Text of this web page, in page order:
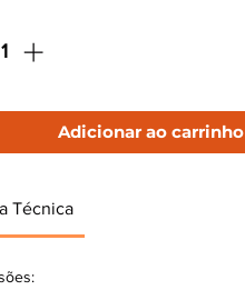
Adicionar ao carrinho
Técnica